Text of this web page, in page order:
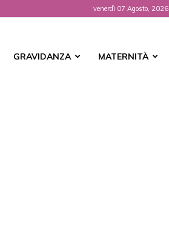
venerdì 07 Agosto, 2026
GRAVIDANZA MATERNITÀ